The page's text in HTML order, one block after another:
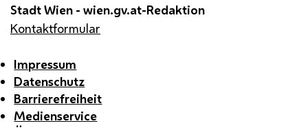
Stadt Wien - wien.gv.at-Redaktion
Kontaktformular
Impressum
Datenschutz
Barrierefreiheit
Medienservice